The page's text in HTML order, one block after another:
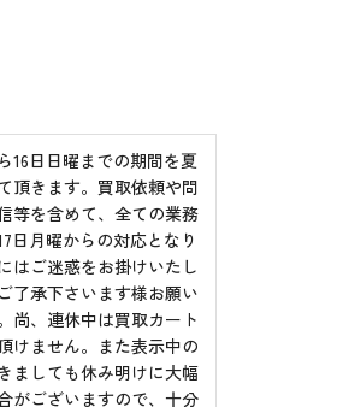
16日日曜までの期間を夏
頂きます。買取依頼や問
等を含めて、全ての業務
日月曜からの対応となり
はご迷惑をお掛けいたし
了承下さいます様お願い
尚、連休中は買取カート
けません。また表示中の
ましても休み明けに大幅
がございますので、十分